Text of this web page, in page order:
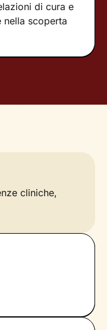
di cura e
scoperta
cliniche,